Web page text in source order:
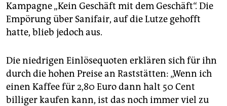
Kampagne „Kein Geschäft mit dem Geschäft“. Die
Empörung über Sanifair, auf die Lutze gehofft
hatte, blieb jedoch aus.
Die niedrigen Einlösequoten erklären sich für ihn
durch die hohen Preise an Raststätten: „Wenn ich
einen Kaffee für 2,80 Euro dann halt 50 Cent
billiger kaufen kann, ist das noch immer viel zu